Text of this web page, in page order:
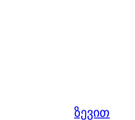
ზევით